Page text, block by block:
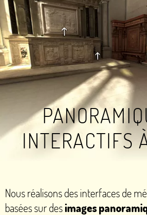
INTERACTIFS
Nous réalisons des interfaces de
basées sur desimages